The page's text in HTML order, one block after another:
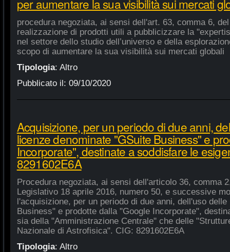
per aumentare la sua visibilità sui mercati
procedura negoziata, ai sensi dell'art. 63, comma 6,
realizzazione di prodotti utili a pubblicizzare la
nel settore dello studio dell’universo e della
scopo di aumentare la sua visibilità sui mercati globali
Tipologia: Altro
Pubblicato il: 09/10/2020
Acquisizione, per un periodo di due anni,
licenze denominate "GSuite Business" e
Incorporate", destinate a soddisfare le
8291602E6A
Procedura negoziata, ai sensi dell'articolo 36, comma
Legislativo 18 aprile 2016, numero 50, e successive
l'acquisizione, per un periodo di due anni, dell'uso
Business" e prodotte dalla "Google Incorporate",
sia della "Amministrazione Centrale" che delle
Nazionale di Astrofisica". CIG: 8291602E6A
Tipologia: Altro